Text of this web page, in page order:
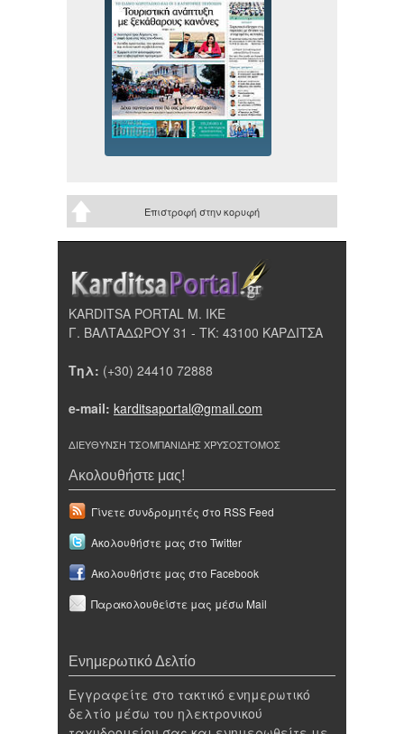
Επιστροφή στην κορυφή
KARDITSA PORTAL Μ. ΙΚΕ
Γ. ΒΑΛΤΑΔΩΡΟΥ 31 - ΤΚ: 43100 ΚΑΡΔΙΤΣΑ
Τηλ: (+30) 24410 72888
e-mail: karditsaportal@gmail.com
ΔΙΕΥΘΥΝΣΗ ΤΣΟΜΠΑΝΙΔΗΣ ΧΡΥΣΟΣΤΟΜΟΣ
Ακολουθήστε μας!
Γίνετε συνδρομητές στο RSS Feed
Ακολουθήστε μας στο Twitter
Ακολουθήστε μας στο Facebook
Παρακολουθείστε μας μέσω Mail
Ενημερωτικό Δελτίο
Εγγραφείτε στο τακτικό ενημερωτικό
δελτίο μέσω του ηλεκτρονικού